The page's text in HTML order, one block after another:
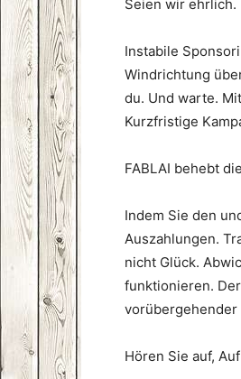
Seien wir ehrlich.
Instabile
Windrichtung
du. Und warte.
Kurzfristige
FABLAI behebt
Indem Sie den
Auszahlungen.
nicht Glück.
funktionieren.
vorübergehender
Hören Sie auf,